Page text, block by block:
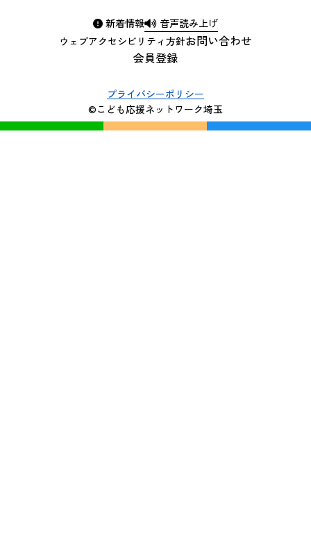
新着情報 音声読み上げ
会員登録
お問い合わせ
ウェブアクセシビリティ方針
プライバシーポリシー
©こども応援ネットワーク埼玉